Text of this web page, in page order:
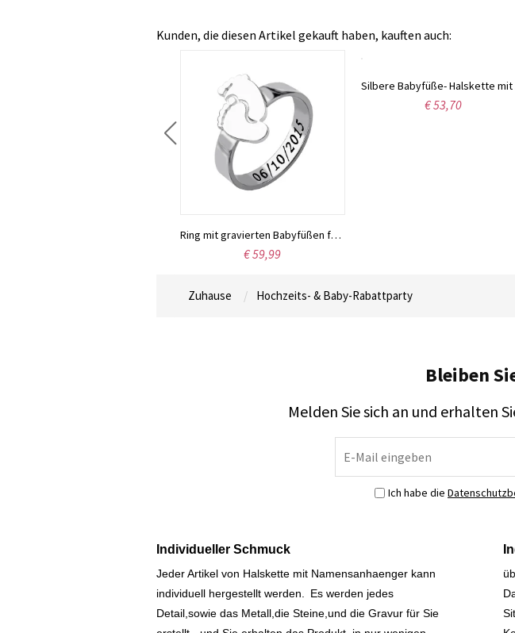
Kunden, die diesen Artikel gekauft haben, kauften auch:
Ring mit gravierten Babyfüßen für Mütter Sterling Silber
€ 59,99
€ 53,70
Zuhause Hochzeits- & Baby-Rabattparty
Bleiben
Melden Sie sich an und erhalten
Ich habe die
Individueller Schmuck
Jeder Artikel von Halskette mit Namensanhaenger kann
individuell hergestellt werden.
Es werden jedes
Detail,sowie das Metall,die Steine,und die Gravur für Sie